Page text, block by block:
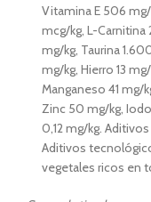
Vitamina E 506
mcg/kg, L-
mg/kg, Taurina
mg/kg, Hierro 13
Manganeso 41 mg/
Zinc 50 mg/kg,
0,12 mg/kg.
Aditivos
vegetales ricos en